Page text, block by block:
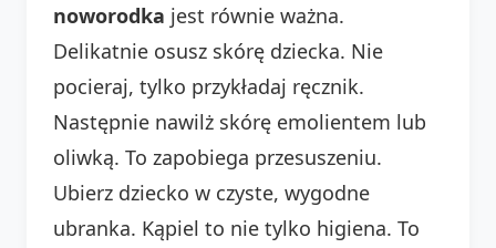
noworodka jest równie ważna.
Delikatnie osusz skórę dziecka. Nie
pocieraj, tylko przykładaj ręcznik.
Następnie nawilż skórę emolientem lub
oliwką. To zapobiega przesuszeniu.
Ubierz dziecko w czyste, wygodne
ubranka. Kąpiel to nie tylko higiena. To